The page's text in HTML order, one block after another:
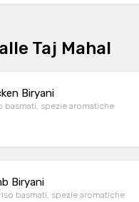
Taj Mahal
Biryani
basmati, spezie aromatiche
Biryani
basmati, spezie aromatiche